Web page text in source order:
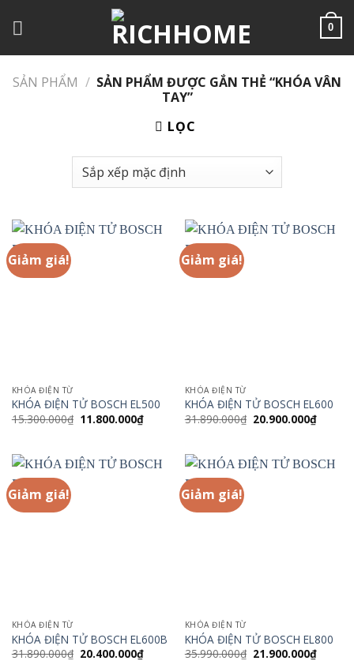
đến
0
SẢN PHẨM / SẢN PHẨM ĐƯỢC GẮN THẺ “KHÓA VÂN
TAY”
LỌC
Giảm giá!
KHÓA ĐIỆN TỪ
KHÓA ĐIỆN TỬ BOSCH EL500
15.300.000₫ Giá
gốc
11.800.000₫Giá
hiện
11.800.000₫.
Giảm giá!
KHÓA ĐIỆN TỪ
KHÓA ĐIỆN TỬ BOSCH EL600
31.890.000₫ Giá
gốc
20.900.000₫Giá
hiện
Giảm giá!
KHÓA ĐIỆN TỪ
KHÓA ĐIỆN TỬ BOSCH EL600B
31.890.000₫ Giá
gốc
20.400.000₫Giá
hiện
Giảm giá!
KHÓA ĐIỆN TỪ
KHÓA ĐIỆN TỬ BOSCH EL800
35.990.000₫ Giá
gốc
21.900.000₫Giá
hiện